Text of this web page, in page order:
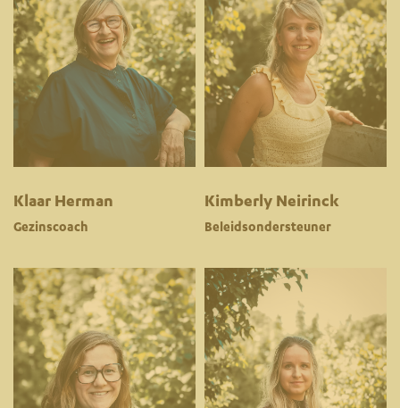
Klaar Herman
Gezinscoach
Kimberly Neirinck
Beleidsondersteuner